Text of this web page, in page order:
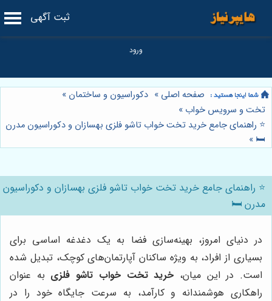
ثبت آگهی
صفحه اصلی » دکوراسیون و ساختمان »
تخت و سرویس خواب »
⭐️ راهنمای جامع خرید تخت خواب تاشو فلزی بهسازان و دکوراسیون مدرن
🛏️
»
⭐️ راهنمای جامع خرید تخت خواب تاشو فلزی بهسازان و دکوراسیون
مدرن 🛏️
در دنیای امروز، بهینه‌سازی فضا به یک دغدغه اساسی برای
بسیاری از افراد، به ویژه ساکنان آپارتمان‌های کوچک، تبدیل شده
است. در این میان، خرید تخت خواب تاشو فلزی به عنوان
راهکاری هوشمندانه و کارآمد، به سرعت جایگاه خود را در